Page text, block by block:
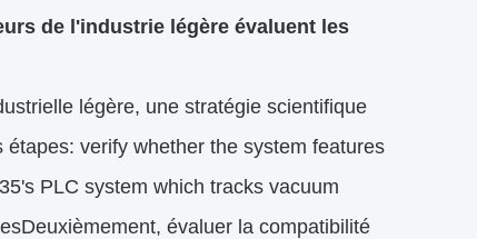
de l'industrie légère évaluent les
légère, une stratégie scientifique
verify whether the system features
PLC system which tracks vacuum
évaluer la compatibilité